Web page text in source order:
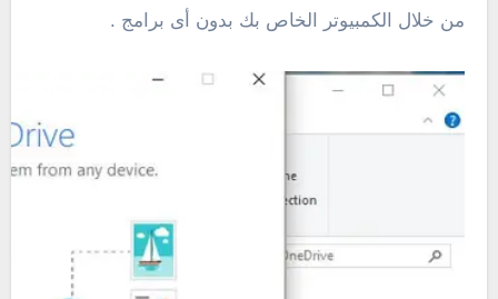
من خلال الكمبيوتر الخاص بك بدون أى برامج .